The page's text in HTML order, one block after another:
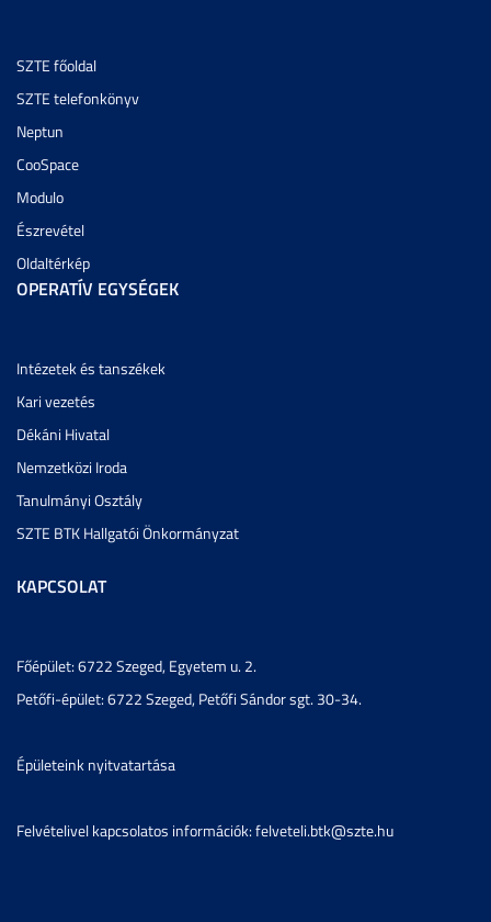
SZTE főoldal
SZTE telefonkönyv
Neptun
CooSpace
Modulo
Észrevétel
Oldaltérkép
OPERATÍV EGYSÉGEK
Intézetek és tanszékek
Kari vezetés
Dékáni Hivatal
Nemzetközi Iroda
Tanulmányi Osztály
SZTE BTK Hallgatói Önkormányzat
KAPCSOLAT
Főépület: 6722 Szeged, Egyetem u. 2.
Petőfi-épület: 6722 Szeged, Petőfi Sándor sgt. 30-34.
Épületeink nyitvatartása
Felvételivel kapcsolatos információk: felveteli.btk@szte.hu